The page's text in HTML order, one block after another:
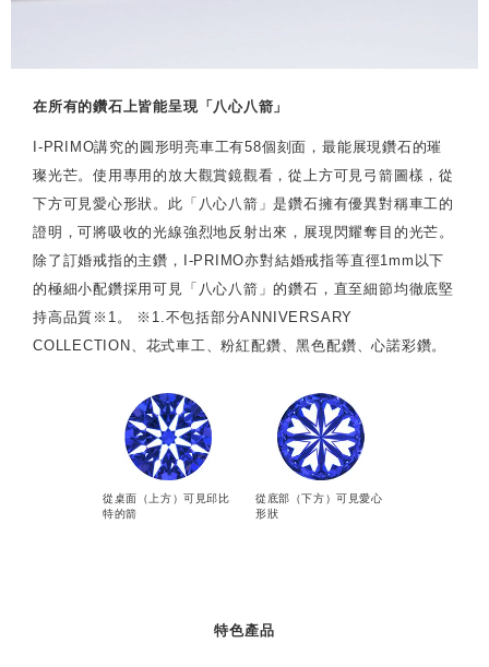
在所有的鑽石上皆能呈現「八心八箭」
I-PRIMO講究的圓形明亮車工有58個刻面，最能展現鑽石的璀
璨光芒。使用專用的放大觀賞鏡觀看，從上方可見弓箭圖樣，從
下方可見愛心形狀。此「八心八箭」是鑽石擁有優異對稱車工的
證明，可將吸收的光線強烈地反射出來，展現閃耀奪目的光芒。
除了訂婚戒指的主鑽，I-PRIMO亦對結婚戒指等直徑1mm以下
的極細小配鑽採用可見「八心八箭」的鑽石，直至細節均徹底堅
持高品質※1。 ※1.不包括部分ANNIVERSARY
COLLECTION、花式車工、粉紅配鑽、黑色配鑽、心諾彩鑽。
從桌面（上方）可見邱比
特的箭
從底部（下方）可見愛心
形狀
特色產品